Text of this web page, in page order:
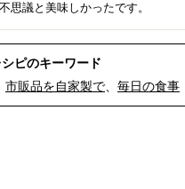
思議と美味しかったです。
ピのキーワード
市販品を自家製で 毎日の食事